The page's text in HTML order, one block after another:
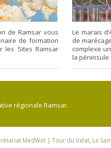
de Ramsar vous
de formation
les Sites Ramsar
Le marais
de
complexe
la péninsule
régionale Ramsar.
MedWet | Tour du Valat, Le